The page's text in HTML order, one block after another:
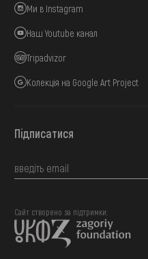
Ми в Instagram
Наш Youtube канал
Tripadvizor
Колекція на Google Art Project
Підписатися
Сайт створено за підтримки: